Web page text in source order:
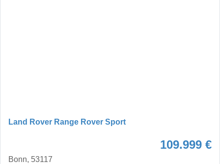
Land Rover Range Rover Sport
109.999 €
Bonn, 53117